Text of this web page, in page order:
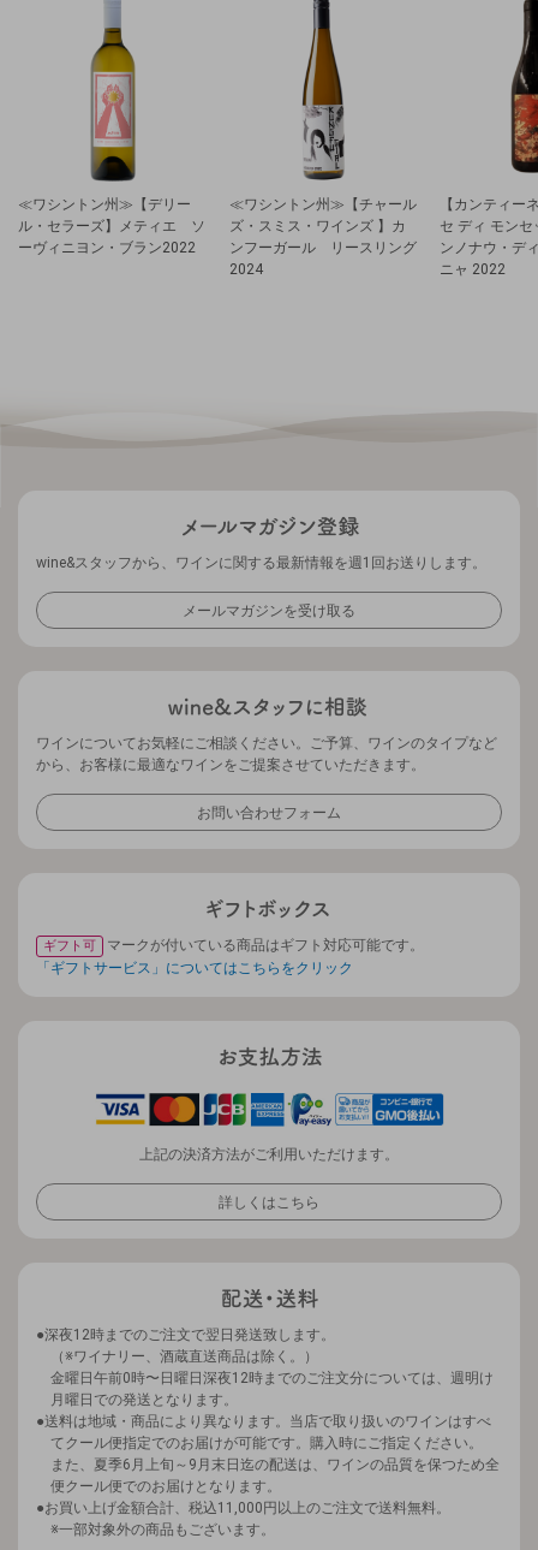
≪ワシントン州≫【デリー
ル・セラーズ】メティエ ソ
ーヴィニヨン・ブラン2022
≪ワシントン州≫【チャール
ズ・スミス・ワインズ 】カ
ンフーガール リースリング
2024
【カンティー
セ ディ モン
ンノナウ・デ
ニャ 2022
wine&スタッフから、ワインに関する最新情報を週1回お送りします。
メールマガジンを受け取る
ワインについてお気軽にご相談ください。ご予算、ワインのタイプなど
から、お客様に最適なワインをご提案させていただきます。
お問い合わせフォーム
ギフト可
マークが付いている商品はギフト対応可能です。
「ギフトサービス」についてはこちらをクリック
上記の決済方法がご利用いただけます。
詳しくはこちら
深夜12時までのご注文で翌日発送致します。
（※ワイナリー、酒蔵直送商品は除く。）
金曜日午前0時〜日曜日深夜12時までのご注文分については、週明け
月曜日での発送となります。
送料は地域・商品により異なります。当店で取り扱いのワインはすべ
てクール便指定でのお届けが可能です。購入時にご指定ください。
また、夏季6月上旬～9月末日迄の配送は、ワインの品質を保つため全
便クール便でのお届けとなります。
お買い上げ金額合計、税込11,000円以上のご注文で送料無料。
※一部対象外の商品もございます。